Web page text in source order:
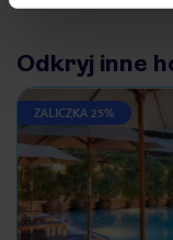
Odkryj inne
ZALICZKA 25%